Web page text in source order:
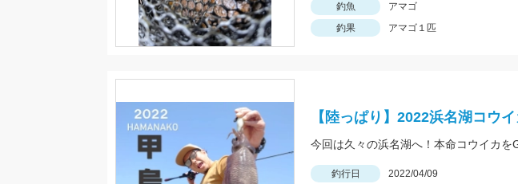
釣魚
アマゴ
釣果
アマゴ１匹
【陸っぱり】2022浜名湖コウ
今回は久々の浜名湖へ！本命コウイカを
釣行日 2022/04/09